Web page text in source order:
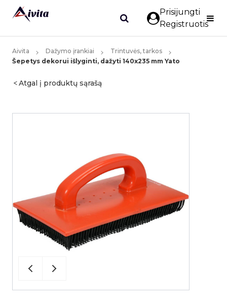
Prisijungti
Registruotis
Aivita Dažymo įrankiai
Trintuvės, tarkos
Šepetys dekorui išlyginti, dažyti 140x235 mm Yato
Atgal į produktų sąrašą